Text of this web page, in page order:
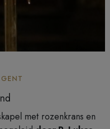
met rozenkrans en